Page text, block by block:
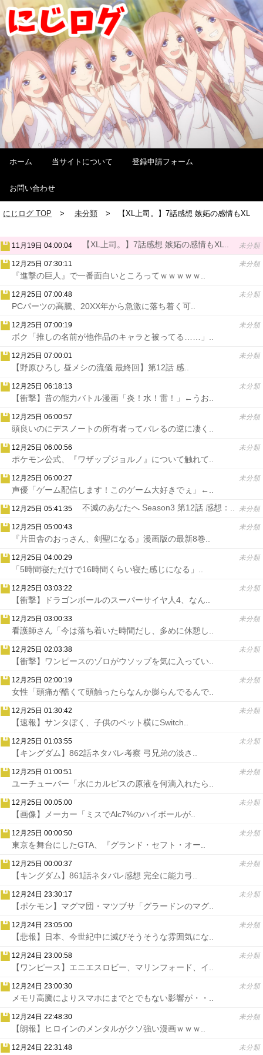
ホーム 当サイトについて 登録申請フォーム
お問い合わせ
にじログ TOP 未分類 【XL上司。】7話感想 嫉妬の感情もXL
11月19日 04:00:04 未分類
【XL上司。】7話感想 嫉妬の感情もXL..
12月25日 07:30:11 未分類
『進撃の巨人』で一番面白いところってｗｗｗｗｗ..
12月25日 07:00:48 未分類
PCパーツの高騰、20XX年から急激に落ち着く可..
12月25日 07:00:19 未分類
ボク「推しの名前が他作品のキャラと被ってる……」..
12月25日 07:00:01 未分類
【野原ひろし 昼メシの流儀 最終回】第12話 感..
12月25日 06:18:13 未分類
【衝撃】昔の能力バトル漫画「炎！水！雷！」←うお..
12月25日 06:00:57 未分類
頭良いのにデスノートの所有者ってバレるの逆に凄く..
12月25日 06:00:56 未分類
ポケモン公式、『ワザップジョルノ』について触れて..
12月25日 06:00:27 未分類
声優「ゲーム配信します！このゲーム大好きでぇ」←..
12月25日 05:41:35 未分類
不滅のあなたへ Season3 第12話 感想：..
12月25日 05:00:43 未分類
『片田舎のおっさん、剣聖になる』漫画版の最新8巻..
12月25日 04:00:29 未分類
「5時間寝ただけで16時間くらい寝た感じになる」..
12月25日 03:03:22 未分類
【衝撃】ドラゴンボールのスーパーサイヤ人4、なん..
12月25日 03:00:33 未分類
看護師さん「今は落ち着いた時間だし、多めに休憩し..
12月25日 02:03:38 未分類
【衝撃】ワンピースのゾロがウソップを気に入ってい..
12月25日 02:00:19 未分類
女性「頭痛が酷くて頭触ったらなんか膨らんでるんで..
12月25日 01:30:42 未分類
【速報】サンタぼく、子供のベット横にSwitch..
12月25日 01:03:55 未分類
【キングダム】862話ネタバレ考察 弓兄弟の淡さ..
12月25日 01:00:51 未分類
ユーチューバー「水にカルピスの原液を何滴入れたら..
12月25日 00:05:00 未分類
【画像】メーカー「ミスでAlc7%のハイボールが..
12月25日 00:00:50 未分類
東京を舞台にしたGTA、『グランド・セフト・オー..
12月25日 00:00:37 未分類
【キングダム】861話ネタバレ感想 完全に能力弓..
12月24日 23:30:17 未分類
【ポケモン】マグマ団・マツブサ「グラードンのマグ..
12月24日 23:05:00 未分類
【悲報】日本、今世紀中に滅びそうそうな雰囲気にな..
12月24日 23:00:58 未分類
【ワンピース】エニエスロビー、マリンフォード、イ..
12月24日 23:00:30 未分類
メモリ高騰によりスマホにまでとでもない影響が・・..
12月24日 22:48:30 未分類
【朗報】ヒロインのメンタルがクソ強い漫画ｗｗｗ..
12月24日 22:31:48 未分類